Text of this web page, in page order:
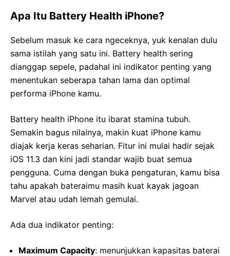
Apa Itu Battery Health iPhone?
Sebelum masuk ke cara ngeceknya, yuk kenalan dulu
sama istilah yang satu ini. Battery health sering
dianggap sepele, padahal ini indikator penting yang
menentukan seberapa tahan lama dan optimal
performa iPhone kamu.
Battery health iPhone itu ibarat stamina tubuh.
Semakin bagus nilainya, makin kuat iPhone kamu
diajak kerja keras seharian. Fitur ini mulai hadir sejak
iOS 11.3 dan kini jadi standar wajib buat semua
pengguna. Cuma dengan buka pengaturan, kamu bisa
tahu apakah bateraimu masih kuat kayak jagoan
Marvel atau udah lemah gemulai.
Ada dua indikator penting:
Maximum Capacity: menunjukkan kapasitas baterai